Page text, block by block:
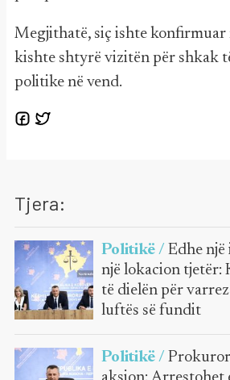
Megjithatë, siç ishte konfirmuar
kishte shtyrë vizitën për shkak
politike në vend.
Tjera:
Politikë / Edhe një
një lokacion tjetër:
të dielën për
luftës së fundit
Politikë /